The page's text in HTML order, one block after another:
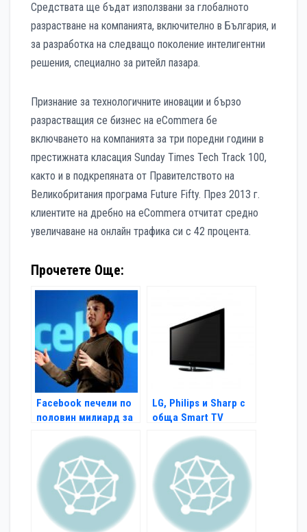
Средствата ще бъдат използвани за глобалното
разрастване на компанията, включително в България, и
за разработка на следващо поколение интелигентни
решения, специално за ритейл пазара.
Признание за технологичните иновации и бързо
разрастващия се бизнес на eCommera бе
включването на компанията за три поредни години в
престижната класация Sunday Times Tech Track 100,
както и в подкрепяната от Правителството на
Великобритания програма Future Fifty. През 2013 г.
клиентите на дребно на eCommera отчитат средно
увеличаване на онлайн трафика си с 42 процента.
Прочетете Още:
Facebook печели по
половин милиард за
LG, Philips и Sharp с
обща Smart TV